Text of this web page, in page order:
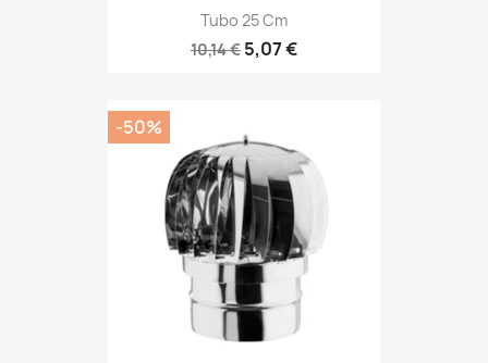
Tubo 25 Cm
10,14 € 5,07 €
-50%